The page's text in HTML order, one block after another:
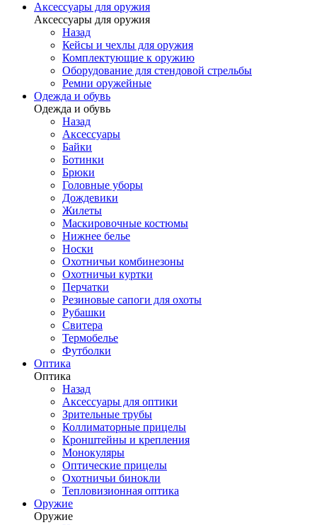
Аксессуары для оружия
Аксессуары для оружия
Назад
Кейсы и чехлы для оружия
Комплектующие к оружию
Оборудование для стендовой стрельбы
Ремни оружейные
Одежда и обувь
Одежда и обувь
Назад
Аксессуары
Байки
Ботинки
Брюки
Головные уборы
Дождевики
Жилеты
Маскировочные костюмы
Нижнее белье
Носки
Охотничьи комбинезоны
Охотничьи куртки
Перчатки
Резиновые сапоги для охоты
Рубашки
Свитера
Термобелье
Футболки
Оптика
Оптика
Назад
Аксессуары для оптики
Зрительные трубы
Коллиматорные прицелы
Кронштейны и крепления
Монокуляры
Оптические прицелы
Охотничьи бинокли
Тепловизионная оптика
Оружие
Оружие